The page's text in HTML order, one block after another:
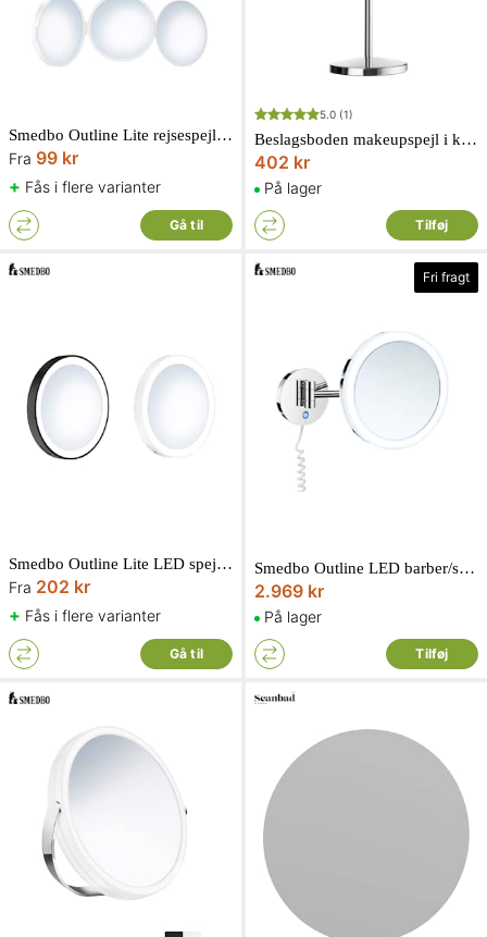
Smedbo Outline Lite rejsespejl med 3 spejlsider x0/x5/x12 Ø100 mm
Fra 99 kr
+ Fås i flere varianter
Gå til
5.0 (1)
Beslagsboden makeupspejl i krom x7 forstørrelse Ø17 x 35 cm
402 kr
På lager
Tilføj
Smedbo Outline Lite LED spejl med sugekopper x7 Ø120 mm
Fra 202 kr
+ Fås i flere varianter
Gå til
Fri fragt
Smedbo Outline LED barber/sminkespejl, væg krom x7 Ø20 cm
2.969 kr
På lager
Tilføj